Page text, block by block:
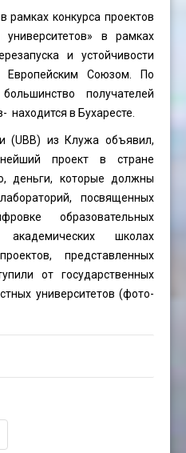
рамках конкурса проектов
в рамках
и устойчивости
Европейским Союзом. По
получателей
находится в Бухаресте.
(UBB) из Клужа объявил,
проект в стране
деньги, которые должны
посвященных
образовательных
школах
представленных
от государственных
университетов (фото-